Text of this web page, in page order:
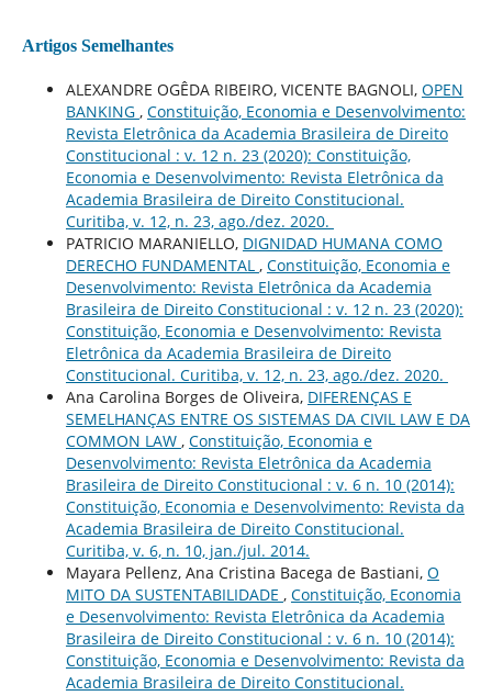
Artigos Semelhantes
ALEXANDRE OGÊDA RIBEIRO, VICENTE BAGNOLI, OPEN
BANKING , Constituição, Economia e Desenvolvimento:
Revista Eletrônica da Academia Brasileira de Direito
Constitucional : v. 12 n. 23 (2020): Constituição,
Economia e Desenvolvimento: Revista Eletrônica da
Academia Brasileira de Direito Constitucional.
Curitiba, v. 12, n. 23, ago./dez. 2020.
PATRICIO MARANIELLO, DIGNIDAD HUMANA COMO
DERECHO FUNDAMENTAL , Constituição, Economia e
Desenvolvimento: Revista Eletrônica da Academia
Brasileira de Direito Constitucional : v. 12 n. 23 (2020):
Constituição, Economia e Desenvolvimento: Revista
Eletrônica da Academia Brasileira de Direito
Constitucional. Curitiba, v. 12, n. 23, ago./dez. 2020.
Ana Carolina Borges de Oliveira, DIFERENÇAS E
SEMELHANÇAS ENTRE OS SISTEMAS DA CIVIL LAW E DA
COMMON LAW , Constituição, Economia e
Desenvolvimento: Revista Eletrônica da Academia
Brasileira de Direito Constitucional : v. 6 n. 10 (2014):
Constituição, Economia e Desenvolvimento: Revista da
Academia Brasileira de Direito Constitucional.
Curitiba, v. 6, n. 10, jan./jul. 2014.
Mayara Pellenz, Ana Cristina Bacega de Bastiani, O
MITO DA SUSTENTABILIDADE , Constituição, Economia
e Desenvolvimento: Revista Eletrônica da Academia
Brasileira de Direito Constitucional : v. 6 n. 10 (2014):
Constituição, Economia e Desenvolvimento: Revista da
Academia Brasileira de Direito Constitucional.